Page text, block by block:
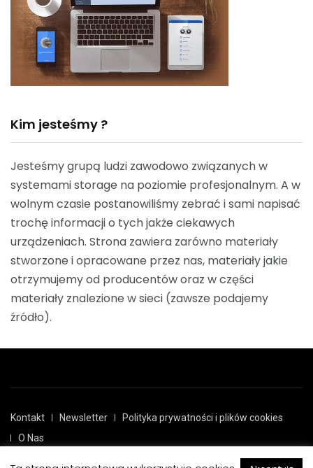
Kim jesteśmy ?
Jesteśmy grupą ludzi zawodowo związanych w
systemami storage na poziomie profesjonalnym. A w
wolnym czasie postanowiliśmy zebrać i sami napisać
trochę informacji o tych jakże ciekawych
urządzeniach. Strona zawiera zarówno materiały
stworzone i opracowane przez nas, materiały jakie
otrzymujemy od producentów oraz w części
materiały znalezione w sieci (zawsze podajemy
źródło).
Kontakt Newsletter
Polityka prywatności i plików cookies
O Nas